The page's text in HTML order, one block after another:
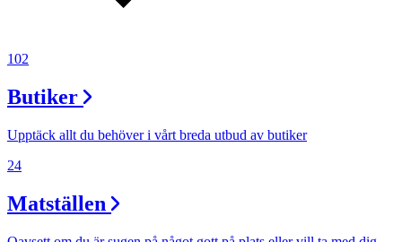
Lediga jobb
Magasin
Tryggare handel
Frågor & svar om parkering
Parkering
102
Butiker
Upptäck allt du behöver i vårt breda utbud av butiker
24
Matställen